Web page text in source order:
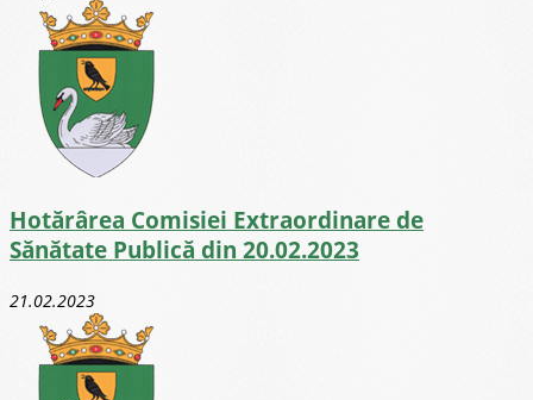
Hotărârea Comisiei Extraordinare de
Sănătate Publică din 20.02.2023
21.02.2023